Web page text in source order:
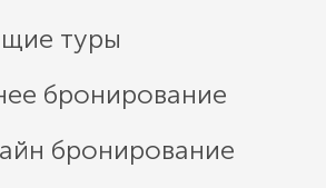
туры
бронирование
бронирование